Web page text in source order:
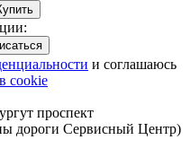
и соглашаюсь
cookie
проспект
дороги Сервисный Центр)